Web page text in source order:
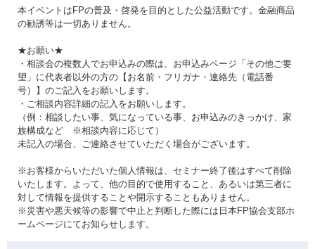
本イベントはFPの普及・啓発を目的とした公益活動です。金融商品
の勧誘等は一切ありません。
★お願い★
・相談会の複数人でお申込みの際は、お申込みページ「その他ご要
望」に代表者以外の方の【お名前・フリガナ・連絡先（電話番
号）】のご記入をお願いします。
・ご相談内容詳細の記入をお願いします。
（例：相談したい事、気になっている事、お申込みのきっかけ、家
族構成など ※相談内容に応じて）
未記入の場合、ご連絡させていただく場合がございます。
※お客様からいただいた個人情報は、セミナー終了後はすべて削除
いたします。よって、他の目的で使用すること、あるいは第三者に
対して情報を提供することや開示することもありません。
※災害や悪天候等の影響で中止と判断した際には日本FP協会支部ホ
ームページにてお知らせします。